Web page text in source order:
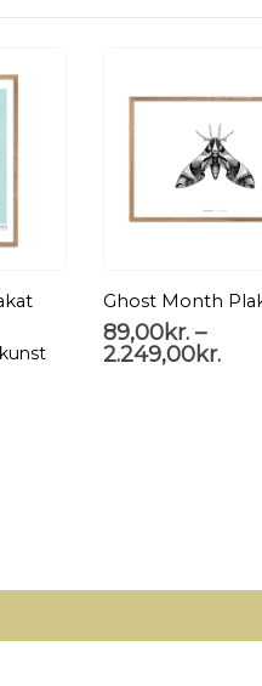
Ghost Month
89,00kr. –
2.249,00kr.